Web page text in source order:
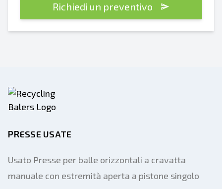
Richiedi un preventivo
PRESSE USATE
Usato Presse per balle orizzontali a cravatta
manuale con estremità aperta a pistone singolo